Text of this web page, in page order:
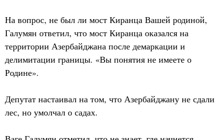
На вопрос, не был ли мост Киранца Вашей родиной,
Галумян ответил, что мост Киранца оказался на
территории Азербайджана после демаркации и
делимитации границы. «Вы понятия не имеете о
Родине».
Депутат настаивал на том, что Азербайджану не сдали
лес, но умолчал о садах.